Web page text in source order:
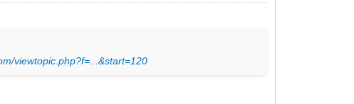
viewtopic.php?f=...&start=120